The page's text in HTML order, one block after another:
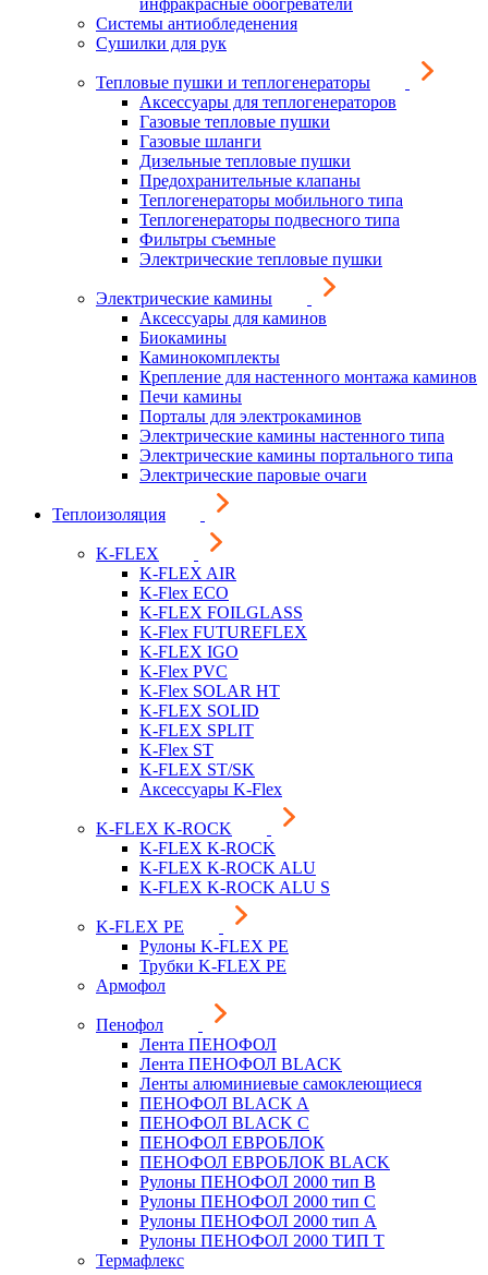
инфракрасные обогреватели
Системы антиобледенения
Сушилки для рук
Тепловые пушки и теплогенераторы
Аксессуары для теплогенераторов
Газовые тепловые пушки
Газовые шланги
Дизельные тепловые пушки
Предохранительные клапаны
Теплогенераторы мобильного типа
Теплогенераторы подвесного типа
Фильтры съемные
Электрические тепловые пушки
Электрические камины
Аксессуары для каминов
Биокамины
Каминокомплекты
Крепление для настенного монтажа каминов
Печи камины
Порталы для электрокаминов
Электрические камины настенного типа
Электрические камины портального типа
Электрические паровые очаги
Теплоизоляция
K-FLEX
K-FLEX AIR
K-Flex ECO
K-FLEX FOILGLASS
K-Flex FUTUREFLEX
K-FLEX IGO
K-Flex PVC
K-Flex SOLAR HT
K-FLEX SOLID
K-FLEX SPLIT
K-Flex ST
K-FLEX ST/SK
Аксессуары K-Flex
K-FLEX K-ROCK
K-FLEX K-ROCK
K-FLEX K-ROCK ALU
K-FLEX K-ROCK ALU S
K-FLEX PE
Рулоны K-FLEX PE
Трубки K-FLEX PE
Армофол
Пенофол
Лента ПЕНОФОЛ
Лента ПЕНОФОЛ BLACK
Ленты алюминиевые самоклеющиеся
ПЕНОФОЛ BLACK A
ПЕНОФОЛ BLACK С
ПЕНОФОЛ ЕВРОБЛОК
ПЕНОФОЛ ЕВРОБЛОК BLACK
Рулоны ПЕНОФОЛ 2000 тип B
Рулоны ПЕНОФОЛ 2000 тип C
Рулоны ПЕНОФОЛ 2000 тип А
Рулоны ПЕНОФОЛ 2000 ТИП Т
Термафлекс